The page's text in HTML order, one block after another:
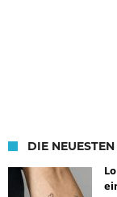
DIE